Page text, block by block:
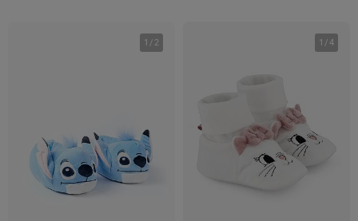
1 / 2 1 /4